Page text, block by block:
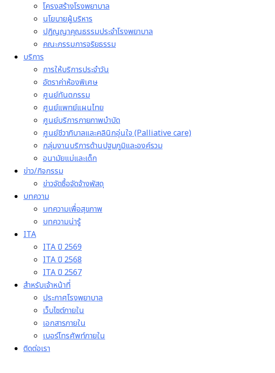
โครงสร้างโรงพยาบาล
นโยบายผู้บริหาร
ปฏิญญาคุณธรรมประจำโรงพยาบาล
คณะกรรมการจริยธรรม
บริการ
การให้บริการประจำวัน
อัตราค่าห้องพิเศษ
ศูนย์ทันตกรรม
ศูนย์แพทย์แผนไทย
ศูนย์บริการกายภาพบำบัด
ศูนย์ชีวาภิบาลและคลินิกอุ่นใจ (Palliative care)
กลุ่มงานบริการด้านปฐมภูมิและองค์รวม
อนามัยแม่และเด็ก
ข่าว/กิจกรรม
ข่าวจัดซื้อจัดจ้างพัสดุ
บทความ
บทความเพื่อสุขภาพ
บทความน่ารู้
ITA
ITA ปี 2569
ITA ปี 2568
ITA ปี 2567
สำหรับเจ้าหน้าที่
ประกาศโรงพยาบาล
เว็บไซต์ภายใน
เอกสารภายใน
เบอร์โทรศัพท์ภายใน
ติดต่อเรา